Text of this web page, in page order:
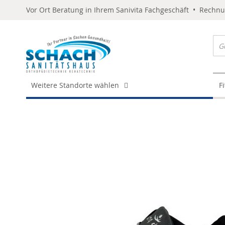
Vor Ort Beratung in Ihrem Sanivita Fachgeschäft •
Weitere Standorte wählen